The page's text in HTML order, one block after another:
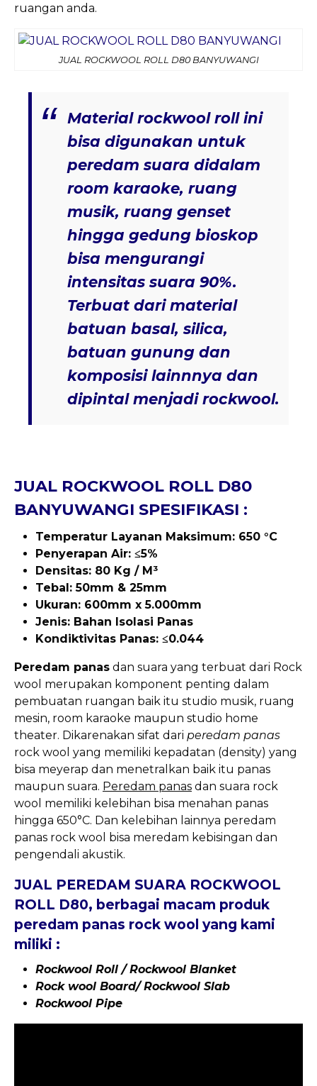
ruangan anda.
JUAL ROCKWOOL ROLL D80 BANYUWANGI
Material rockwool roll ini
bisa digunakan untuk
peredam suara didalam
room karaoke, ruang
musik, ruang genset
hingga gedung bioskop
bisa mengurangi
intensitas suara 90%.
Terbuat dari material
batuan basal, silica,
batuan gunung dan
komposisi lainnnya dan
dipintal menjadi rockwool.
JUAL ROCKWOOL ROLL D80
BANYUWANGI SPESIFIKASI :
Temperatur Layanan Maksimum: 650 °C
Penyerapan Air: ≤5%
Densitas: 80 Kg / M³
Tebal: 50mm & 25mm
Ukuran: 600mm x 5.000mm
Jenis: Bahan Isolasi Panas
Kondiktivitas Panas: ≤0.044
Peredam panas dan suara yang terbuat dari Rock
wool merupakan komponent penting dalam
pembuatan ruangan baik itu studio musik, ruang
mesin, room karaoke maupun studio home
theater. Dikarenakan sifat dari peredam panas
rock wool yang memiliki kepadatan (density) yang
bisa meyerap dan menetralkan baik itu panas
maupun suara. Peredam panas dan suara rock
wool memiliki kelebihan bisa menahan panas
hingga 650°C. Dan kelebihan lainnya peredam
panas rock wool bisa meredam kebisingan dan
pengendali akustik.
JUAL PEREDAM SUARA ROCKWOOL
ROLL D80, berbagai macam produk
peredam panas rock wool yang kami
miliki :
Rockwool Roll / Rockwool Blanket
Rock wool Board/ Rockwool Slab
Rockwool Pipe